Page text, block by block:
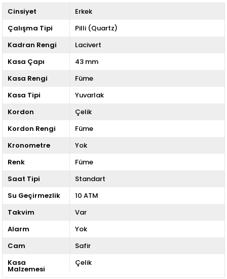
Cinsiyet
Erkek
Çalışma Tipi
Pilli (Quartz)
Kadran Rengi
Lacivert
Kasa Çapı
43 mm
Kasa Rengi
Füme
Kasa Tipi
Yuvarlak
Kordon
Çelik
Kordon Rengi
Füme
Kronometre
Yok
Renk
Füme
Saat Tipi
Standart
Su Geçirmezlik
10 ATM
Takvim
Var
Alarm
Yok
Cam
Safir
Kasa
Malzemesi
Çelik